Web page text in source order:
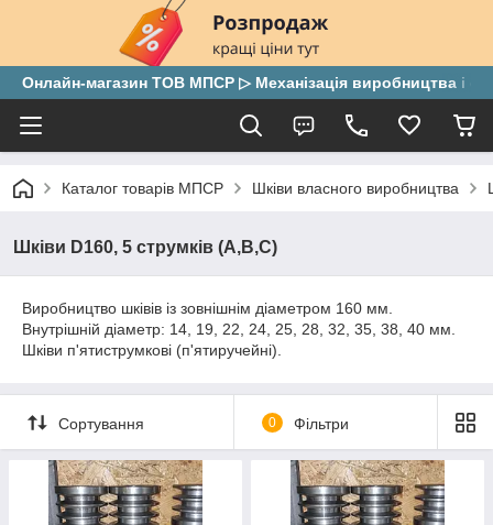
Онлайн-магазин ТОВ МПСР ▷ Механізація виробництва і
Каталог товарів МПСР Шківи власного виробництва
Шківи D160, 5 струмків (А,В,С)
Виробництво шківів із зовнішнім діаметром 160 мм.
Внутрішній діаметр: 14, 19, 22, 24, 25, 28, 32, 35, 38, 40 мм.
Шківи п'ятиструмкові (п'ятиручейні).
Сортування 0 Фільтри